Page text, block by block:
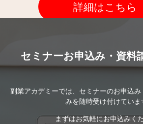
詳細はこちら
セミナーお申込み・資料
副業アカデミーでは、セミナーのお申込
みを随時受け付けていま
まずはお気軽にお申込みく